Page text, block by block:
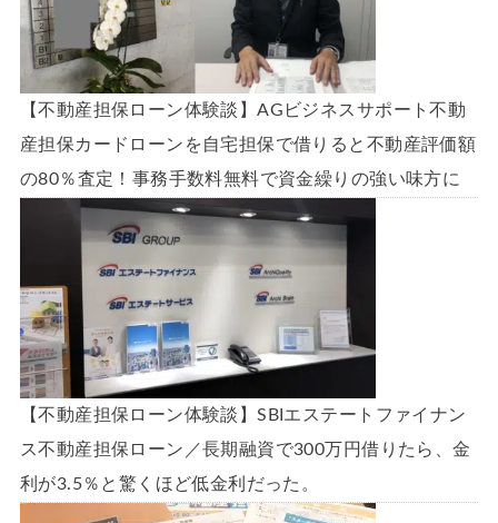
【不動産担保ローン体験談】AGビジネスサポート不動
産担保カードローンを自宅担保で借りると不動産評価額
の80％査定！事務手数料無料で資金繰りの強い味方に
【不動産担保ローン体験談】SBIエステートファイナン
ス不動産担保ローン／長期融資で300万円借りたら、金
利が3.5％と驚くほど低金利だった。